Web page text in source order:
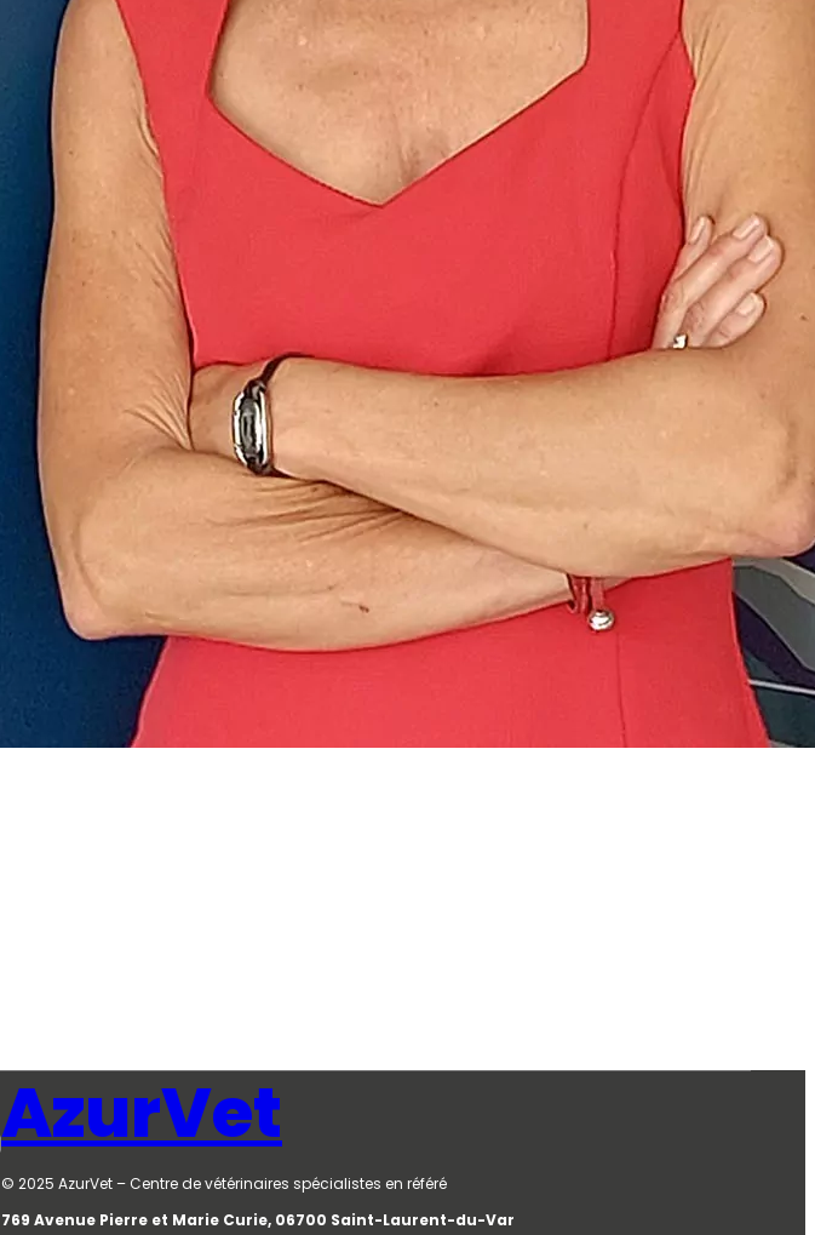
AzurVet
© 2025 AzurVet – Centre de vétérinaires spécialistes en référé
769 Avenue Pierre et Marie Curie, 06700 Saint-Laurent-du-Var